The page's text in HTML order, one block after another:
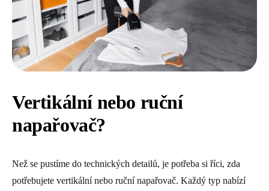
Vertikální nebo ruční
napařovač?
Než se pustíme do technických detailů, je potřeba si říci, zda
potřebujete vertikální nebo ruční napařovač. Každý typ nabízí